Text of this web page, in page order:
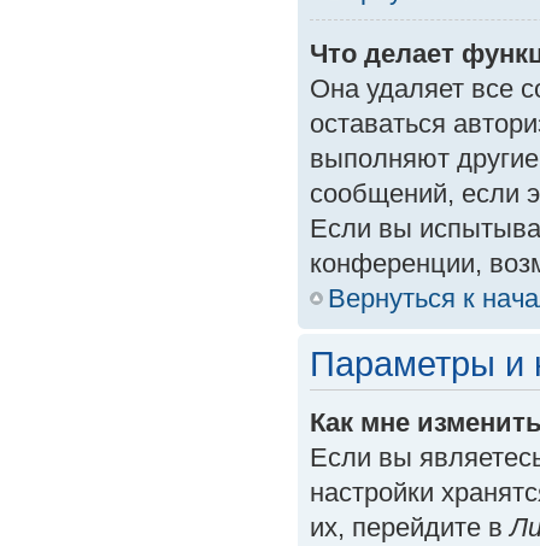
Что делает
Она удаляет все
оставаться
выполняют
сообщений, если
Если вы
конференции,
Вернуться к
Параметры и
Как мне
Если вы
настройки
их, перейдите в